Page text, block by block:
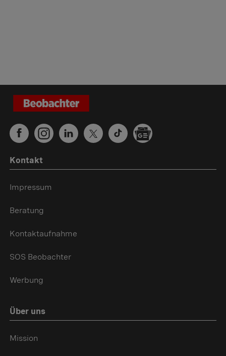
Kontakt
Impressum
Beratung
Kontaktaufnahme
SOS Beobachter
Werbung
Über uns
Mission